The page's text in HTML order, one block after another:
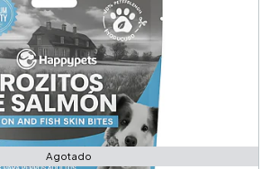
Agotado